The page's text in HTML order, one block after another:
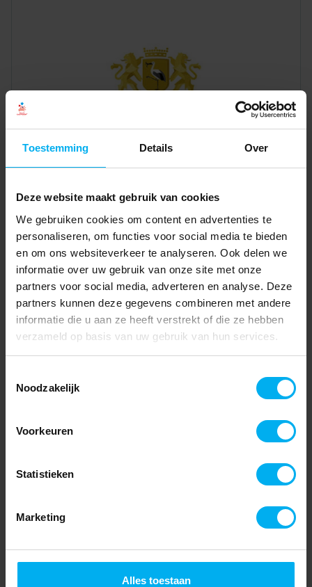
Toestemming Details Over
Deze website maakt gebruik van cookies
We gebruiken cookies om content en advertenties te
personaliseren, om functies voor social media te bieden
en om ons websiteverkeer te analyseren. Ook delen we
informatie over uw gebruik van onze site met onze
partners voor social media, adverteren en analyse. Deze
partners kunnen deze gegevens combineren met andere
informatie die u aan ze heeft verstrekt of die ze hebben
verzameld op basis van uw gebruik van hun services.
Noodzakelijk
Voorkeuren
Statistieken
Marketing
Alles toestaan